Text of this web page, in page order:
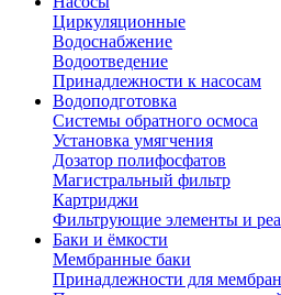
Циркуляционные
Водоснабжение
Водоотведение
Принадлежности к насосам
Водоподготовка
Системы обратного осмоса
Установка умягчения
Дозатор полифосфатов
Магистральный фильтр
Картриджи
Фильтрующие элементы и
Баки и ёмкости
Мембранные баки
Принадлежности для